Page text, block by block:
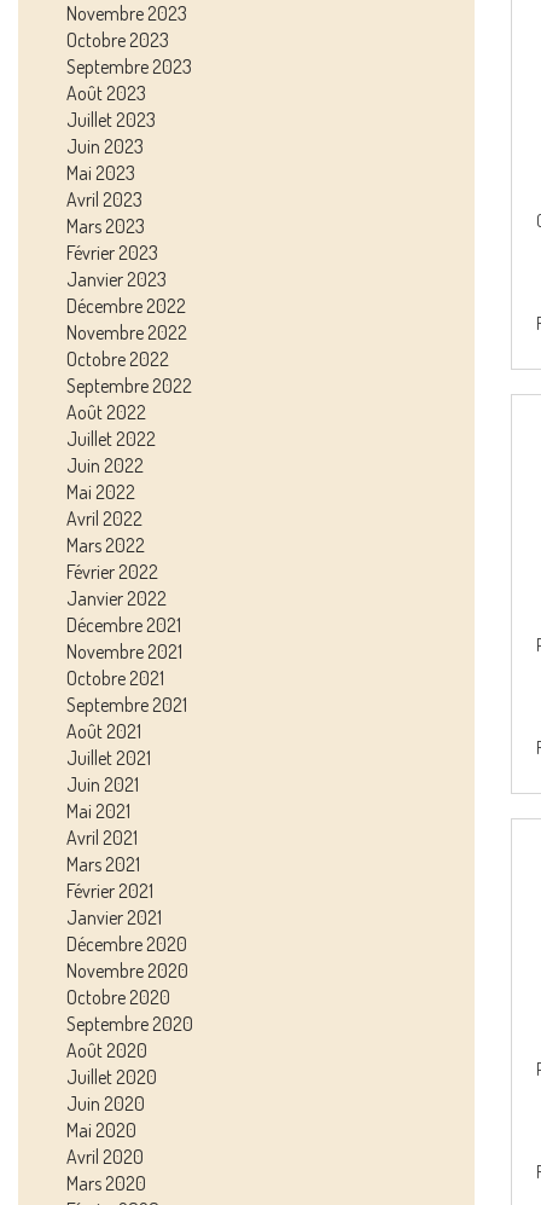
Novembre 2023
Octobre 2023
Septembre 2023
Août 2023
Juillet 2023
Juin 2023
Mai 2023
Avril 2023
Mars 2023
Février 2023
Janvier 2023
Décembre 2022
Novembre 2022
Octobre 2022
Septembre 2022
Août 2022
Juillet 2022
Juin 2022
Mai 2022
Avril 2022
Mars 2022
Février 2022
Janvier 2022
Décembre 2021
Novembre 2021
Octobre 2021
Septembre 2021
Août 2021
Juillet 2021
Juin 2021
Mai 2021
Avril 2021
Mars 2021
Février 2021
Janvier 2021
Décembre 2020
Novembre 2020
Octobre 2020
Septembre 2020
Août 2020
Juillet 2020
Juin 2020
Mai 2020
Avril 2020
Mars 2020